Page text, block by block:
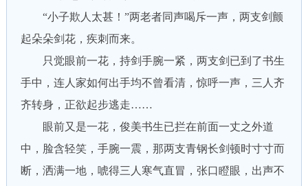
“小子欺人太甚！”两老者同声喝斥一声，两支剑颤
起朵朵剑花，疾刺而来。
只觉眼前一花，持剑手腕一紧，两支剑已到了书生
手中，连人家如何出手均不曾看清，惊呼一声，三人齐
齐转身，正欲起步逃走……
眼前又是一花，俊美书生已拦在前面一丈之外道
中，脸含轻笑，手腕一震，那两支青钢长剑顿时寸寸而
断，洒满一地，唬得三人寒气直冒，张口瞪眼，出声不